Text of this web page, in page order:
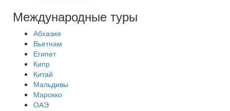
Международные туры
Абхазия
Вьетнам
Египет
Кипр
Китай
Мальдивы
Марокко
ОАЭ